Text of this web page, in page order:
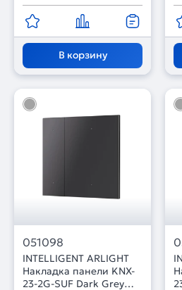
В корзину
051098
INTELLIGENT ARLIGHT
Накладка панели KNX-
23-2G-SUF Dark Grey